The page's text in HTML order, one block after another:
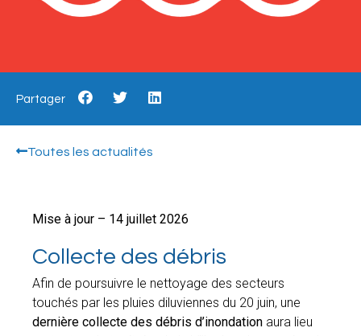
Partager
Toutes les actualités
Mise à jour – 14 juillet 2026
Collecte des débris
Afin de poursuivre le nettoyage des secteurs
touchés par les pluies diluviennes du 20 juin, une
dernière collecte des débris d’inondation aura lieu